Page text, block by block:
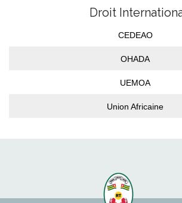
Droit
CEDEAO
OHADA
UEMOA
Union Africaine